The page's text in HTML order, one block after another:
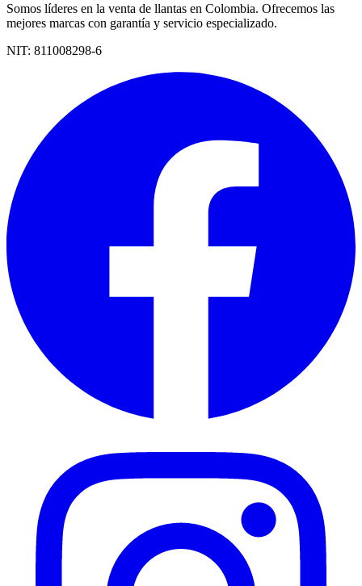
Somos líderes en la venta de llantas en Colombia. Ofrecemos las
mejores marcas con garantía y servicio especializado.
NIT: 811008298-6